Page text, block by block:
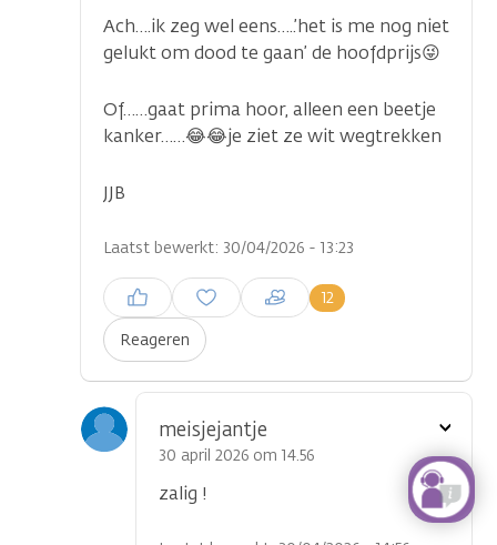
Ach….ik zeg wel eens…..’het is me nog niet
gelukt om dood te gaan’ de hoofdprijs😜
Of……gaat prima hoor, alleen een beetje
kanker……😂😂je ziet ze wit wegtrekken
JJB
Laatst bewerkt: 30/04/2026 - 13:23
Reageren
12
Inloggen om een reactie te
plaatsen
meisjejantje
30 april 2026 om 14.56
zalig !
Toon